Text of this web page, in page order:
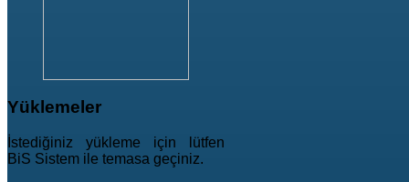
Yüklemeler
İstediğiniz yükleme için lütfen
BiS Sistem ile temasa geçiniz.